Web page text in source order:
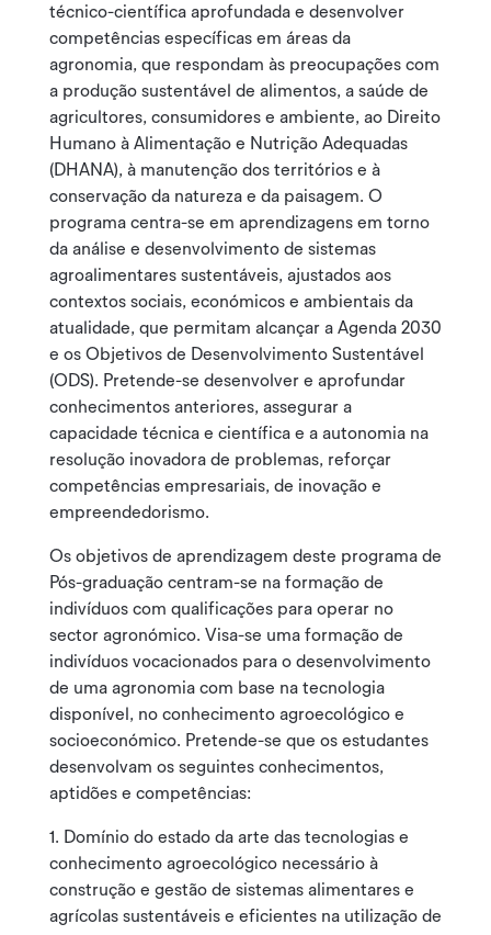
técnico-científica aprofundada e desenvolver
competências específicas em áreas da
agronomia, que respondam às preocupações com
a produção sustentável de alimentos, a saúde de
agricultores, consumidores e ambiente, ao Direito
Humano à Alimentação e Nutrição Adequadas
(DHANA), à manutenção dos territórios e à
conservação da natureza e da paisagem. O
programa centra-se em aprendizagens em torno
da análise e desenvolvimento de sistemas
agroalimentares sustentáveis, ajustados aos
contextos sociais, económicos e ambientais da
atualidade, que permitam alcançar a Agenda 2030
e os Objetivos de Desenvolvimento Sustentável
(ODS). Pretende-se desenvolver e aprofundar
conhecimentos anteriores, assegurar a
capacidade técnica e científica e a autonomia na
resolução inovadora de problemas, reforçar
competências empresariais, de inovação e
empreendedorismo.
Os objetivos de aprendizagem deste programa de
Pós-graduação centram-se na formação de
indivíduos com qualificações para operar no
sector agronómico. Visa-se uma formação de
indivíduos vocacionados para o desenvolvimento
de uma agronomia com base na tecnologia
disponível, no conhecimento agroecológico e
socioeconómico. Pretende-se que os estudantes
desenvolvam os seguintes conhecimentos,
aptidões e competências:
1. Domínio do estado da arte das tecnologias e
conhecimento agroecológico necessário à
construção e gestão de sistemas alimentares e
agrícolas sustentáveis e eficientes na utilização de